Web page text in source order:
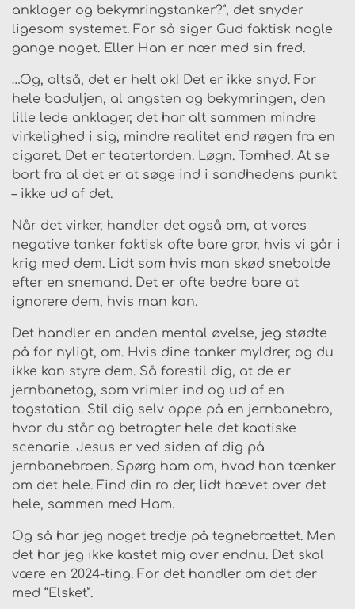
anklager og bekymringstanker?”, det snyder
ligesom systemet. For så siger Gud faktisk nogle
gange noget. Eller Han er nær med sin fred.
…Og, altså, det er helt ok! Det er ikke snyd. For
hele baduljen, al angsten og bekymringen, den
lille lede anklager, det har alt sammen mindre
virkelighed i sig, mindre realitet end røgen fra en
cigaret. Det er teatertorden. Løgn. Tomhed. At se
bort fra al det er at søge ind i sandhedens punkt
– ikke ud af det.
Når det virker, handler det også om, at vores
negative tanker faktisk ofte bare gror, hvis vi går i
krig med dem. Lidt som hvis man skød snebolde
efter en snemand. Det er ofte bedre bare at
ignorere dem, hvis man kan.
Det handler en anden mental øvelse, jeg stødte
på for nyligt, om. Hvis dine tanker myldrer, og du
ikke kan styre dem. Så forestil dig, at de er
jernbanetog, som vrimler ind og ud af en
togstation. Stil dig selv oppe på en jernbanebro,
hvor du står og betragter hele det kaotiske
scenarie. Jesus er ved siden af dig på
jernbanebroen. Spørg ham om, hvad han tænker
om det hele. Find din ro der, lidt hævet over det
hele, sammen med Ham.
Og så har jeg noget tredje på tegnebrættet. Men
det har jeg ikke kastet mig over endnu. Det skal
være en 2024-ting. For det handler om det der
med “Elsket”.